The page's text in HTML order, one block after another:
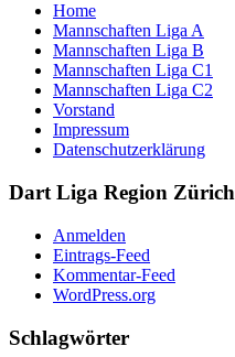
Home
Mannschaften Liga A
Mannschaften Liga B
Mannschaften Liga C1
Mannschaften Liga C2
Vorstand
Impressum
Datenschutzerklärung
Dart Liga Region Zürich
Anmelden
Eintrags-Feed
Kommentar-Feed
WordPress.org
Schlagwörter